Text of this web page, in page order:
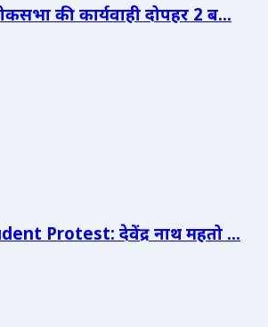
की कार्यवाही दोपहर 2 ब...
Protest: देवेंद्र नाथ महतो ...